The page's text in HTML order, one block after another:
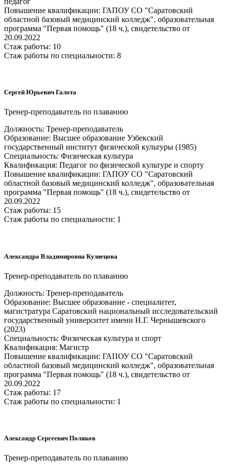
Повышение квалификации: ГАПОУ СО "Саратовский
областной базовый медицинский колледж", образовательная
программа "Первая помощь" (18 ч.), свидетельство от
20.09.2022
Стаж работы: 10
Стаж работы по специальности: 8
Сергей Юрьевич Галота
Тренер-преподаватель по плаванию
Должность: Тренер-преподаватель
Образование: Высшее образование Узбекский
государственный институт физической культуры (1985)
Специальность: Физическая культура
Квалификация: Педагог по физической культуре и спорту
Повышение квалификации: ГАПОУ СО "Саратовский
областной базовый медицинский колледж", образовательная
программа "Первая помощь" (18 ч.), свидетельство от
20.09.2022
Стаж работы: 15
Стаж работы по специальности: 1
Александра Владимировна Кузнецова
Тренер-преподаватель по плаванию
Должность: Тренер-преподаватель
Образование: Высшее образование - специалитет,
магистратура Саратовский национальный исследовательский
государственный университет имени Н.Г. Чернышевского
(2023)
Специальность: Физическая культура и спорт
Квалификация: Магистр
Повышение квалификации: ГАПОУ СО "Саратовский
областной базовый медицинский колледж", образовательная
программа "Первая помощь" (18 ч.), свидетельство от
20.09.2022
Стаж работы: 17
Стаж работы по специальности: 1
Александр Сергеевич Поляков
Тренер-преподаватель по плаванию